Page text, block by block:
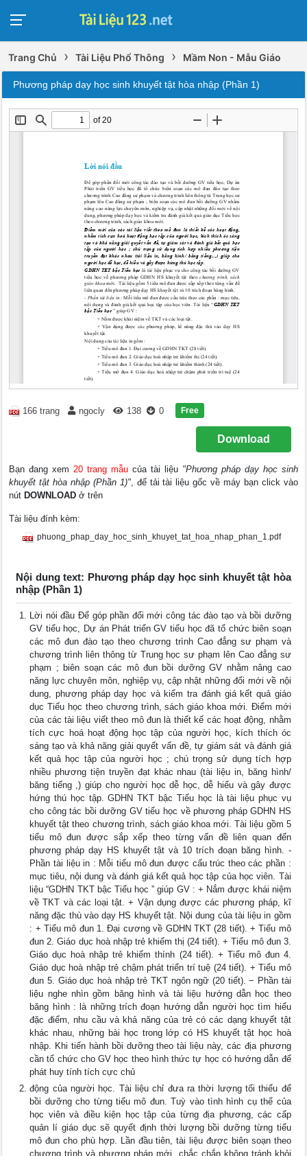
Trang Chủ › Tài Liệu Phổ Thông › Mầm Non - Mẫu Giáo
Phương pháp dạy học sinh khuyết tật hòa nhập (Phần 1)
166 trang ngocly 138 0 Free
Download
Bạn đang xem20 trang mẫu của tài liệu "Phương pháp dạy học sinh
khuyết tật hòa nhập (Phần 1)", để tải tài liệu gốc về máy bạn click vào
nút DOWNLOAD ở trên
Tài liệu đính kèm:
phuong_phap_day_hoc_sinh_khuyet_tat_hoa_nhap_phan_1.pdf
Nội dung text: Phương pháp dạy học sinh khuyết tật hòa
nhập (Phần 1)
Lời nói đầu Để góp phần đổi mới công tác đào tạo và bồi dưỡng
GV tiểu học, Dự án Phát triển GV tiểu học đã tổ chức biên soạn
các mô đun đào tạo theo chương trình Cao đẳng sư phạm và
chương trình liên thông từ Trung học sư phạm lên Cao đẳng sư
phạm ; biên soạn các mô đun bồi dưỡng GV nhằm nâng cao
năng lực chuyên môn, nghiệp vụ, cập nhật những đổi mới về nội
dung, phương pháp dạy học và kiểm tra đánh giá kết quả giáo
dục Tiểu học theo chương trình, sách giáo khoa mới. Điểm mới
của các tài liệu viết theo mô đun là thiết kế các hoạt động, nhằm
tích cực hoá hoạt động học tập của người học, kích thích óc
sáng tạo và khả năng giải quyết vấn đề, tự giám sát và đánh giá
kết quả học tập của người học ; chú trọng sử dụng tích hợp
nhiều phương tiện truyền đạt khác nhau (tài liệu in, băng hình/
băng tiếng ,) giúp cho người học dễ học, dễ hiểu và gây được
hứng thú học tập. GDHN TKT bậc Tiểu học là tài liệu phục vụ
cho công tác bồi dưỡng GV tiểu học về phương pháp GDHN HS
khuyết tật theo chương trình, sách giáo khoa mới. Tài liệu gồm 5
tiểu mô đun được sắp xếp theo từng vấn đề liên quan đến
phương pháp dạy HS khuyết tật và 10 trích đoạn băng hình. -
Phần tài liệu in : Mỗi tiểu mô đun được cấu trúc theo các phần :
mục tiêu, nội dung và đánh giá kết quả học tập của học viên. Tài
liệu “GDHN TKT bậc Tiểu học ” giúp GV : + Nắm được khái niệm
về TKT và các loại tật. + Vận dụng được các phương pháp, kĩ
năng đặc thù vào dạy HS khuyết tật. Nội dung của tài liệu in gồm
: + Tiểu mô đun 1. Đại cương về GDHN TKT (28 tiết). + Tiểu mô
đun 2. Giáo dục hoà nhập trẻ khiếm thị (24 tiết). + Tiểu mô đun 3.
Giáo dục hoà nhập trẻ khiếm thính (24 tiết). + Tiểu mô đun 4.
Giáo dục hoà nhập trẻ chậm phát triển trí tuệ (24 tiết). + Tiểu mô
đun 5. Giáo dục hoà nhập trẻ TKT ngôn ngữ (20 tiết). − Phần tài
liệu nghe nhìn gồm băng hình và tài liệu hướng dẫn học theo
băng hình : là những trích đoạn hướng dẫn người học tìm hiểu
đặc điểm, nhu cầu và khả năng của trẻ có các dạng khuyết tật
khác nhau, những bài học trong lớp có HS khuyết tật học hoà
nhập. Khi tiến hành bồi dưỡng theo tài liệu này, các địa phương
cần tổ chức cho GV học theo hình thức tự học có hướng dẫn để
phát huy tính tích cực chủ
động của người học. Tài liệu chỉ đưa ra thời lượng tối thiểu để
bồi dưỡng cho từng tiểu mô đun. Tuỳ vào tình hình cụ thể của
học viên và điều kiện học tập của từng địa phương, các cấp
quản lí giáo dục sẽ quyết định thời lượng bồi dưỡng từng tiểu
mô đun cho phù hợp. Lần đầu tiên, tài liệu được biên soạn theo
chương trình và phương pháp mới, chắc chắn không tránh khỏi